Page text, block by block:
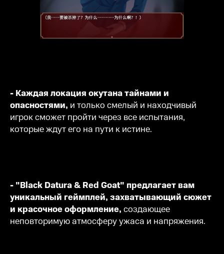
- Каждая локация окутана тайнами и
опасностями, и только смелый и находчивый
игрок сможет пройти через все испытания,
которые ждут его на пути к истине.
- "Black Datura & Red Goat" предлагает вам
уникальный геймплей, захватывающий сюжет
и красочное оформление, создающее
неповторимую атмосферу ужаса и напряжения.